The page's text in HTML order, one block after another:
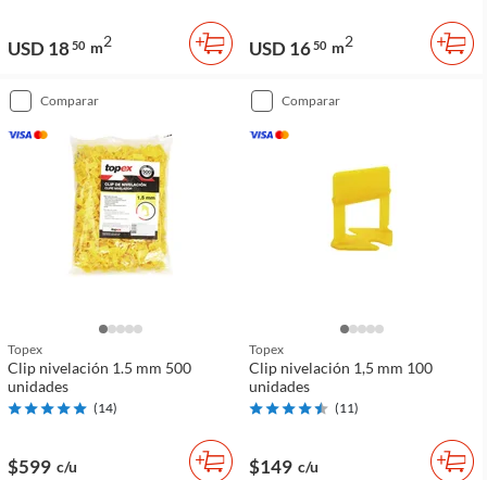
USD 1850 m2 USD 1650 m2
comparar
Topex
Clip nivelación 1.5 mm 500
unidades
(14)
$599 c/u
comparar
Topex
Clip nivelación 1,5 mm 100
unidades
(11)
$149 c/u